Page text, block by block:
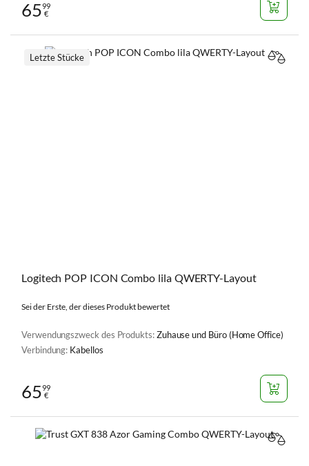
6599
€
Logitech POP ICON Combo lila QWERTY-Layout
Sei der Erste, der dieses Produkt bewertet
Verwendungszweck des Produkts:Zuhause und Büro (Home Office)
Verbindung: Kabellos
Letzte Stücke
6599
€